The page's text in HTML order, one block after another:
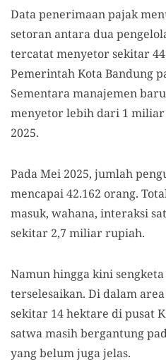
Data penerimaan pajak
setoran antara dua
tercatat menyetor sekitar
Pemerintah Kota Bandung
Sementara manajemen
menyetor lebih dari 1
2025.
Pada Mei 2025, jumlah
mencapai 42.162 orang.
masuk, wahana, interaksi
sekitar 2,7 miliar rupiah.
Namun hingga kini
terselesaikan. Di dalam
sekitar 14 hektare di pusat
satwa masih bergantung
yang belum juga jelas.